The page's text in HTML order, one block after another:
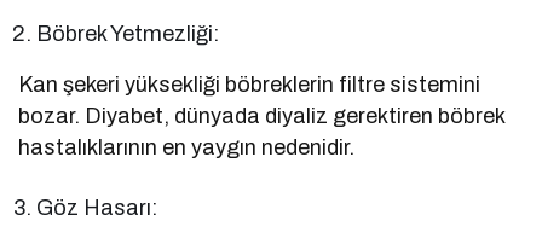
Böbrek Yetmezliği:
Kan şekeri yüksekliği böbreklerin filtre sistemini
bozar. Diyabet, dünyada diyaliz gerektiren böbrek
hastalıklarının en yaygın nedenidir.
Göz Hasarı: